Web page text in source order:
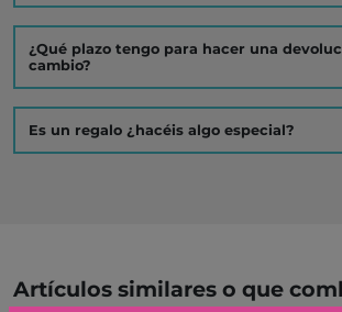
¿Qué plazo tengo para hacer una
cambio?
Es un regalo ¿hacéis algo especial?
Artículos similares o que